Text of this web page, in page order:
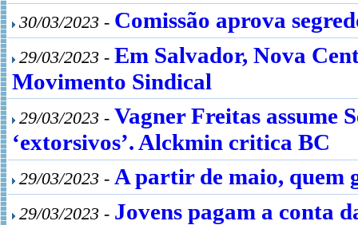
30/03/2023 - Comissão aprova
29/03/2023 - Em Salvador, Nova
Movimento Sindical
29/03/2023 - Vagner Freitas assume
‘extorsivos’. Alckmin critica BC
29/03/2023 - A partir de maio, quem
29/03/2023 - Jovens pagam a conta